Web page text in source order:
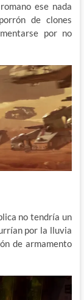
ese nada
de clones
por no
no tendría un
por la lluvia
de armamento